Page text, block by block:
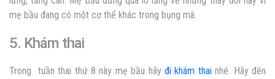
mẹ bầu đang có một cơ thể khác trong bụng mà.
5. Khám thai
Trong tuần thai thứ 8 này mẹ bầu hãy đi khám thainhé. Hãy đén